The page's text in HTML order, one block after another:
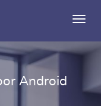
Android